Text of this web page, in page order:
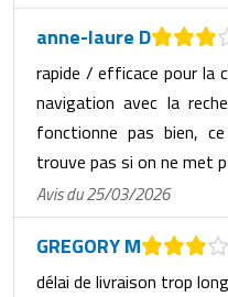
anne-laure D
rapide / efficace pour la
navigation avec la
fonctionne pas bien,
trouve pas si on ne met
Avis du 25/03/2026
GREGORY M
délai de livraison trop long